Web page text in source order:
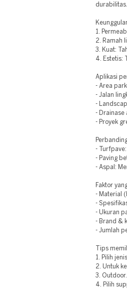
durabilitas.
1.
2. Ramah
3. Kuat:
4. Estetis:
Aplikasi
- Area
- Jalan
-
- Drainase
- Proyek
-
- Paving
- Aspal:
Faktor
- Material
-
- Ukuran
- Brand &
- Jumlah
Tips
1. Pilih
2. Untuk
3. Outdoor.
4. Pilih